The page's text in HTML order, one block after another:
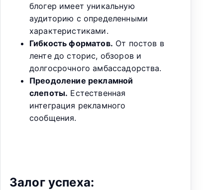
блогер имеет уникальную
аудиторию с определенными
характеристиками.
Гибкость форматов. От постов в
ленте до сторис, обзоров и
долгосрочного амбассадорства.
Преодоление рекламной
слепоты. Естественная
интеграция рекламного
сообщения.
Залог успеха: